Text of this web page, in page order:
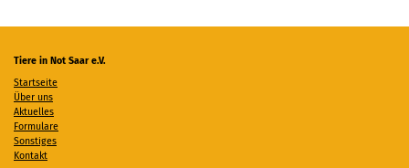
Tiere in Not Saar e.V.
Startseite
Über uns
Aktuelles
Formulare
Sonstiges
Kontakt